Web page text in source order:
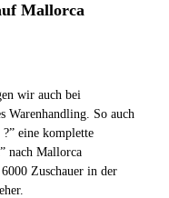
Mallorca
wir auch bei
Warenhandling. So auch
eine komplette
nach Mallorca
Zuschauer in der